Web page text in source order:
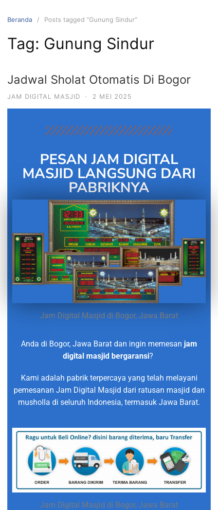
Beranda Posts tagged “Gunung Sindur”
Tag: Gunung Sindur
Jadwal Sholat Otomatis Di Bogor
JAM DIGITAL MASJID · 2 MEI 2025
PESAN JAM DIGITAL
MASJID LANGSUNG DARI
PABRIKNYA
Jam Digital Masjid di Bogor, Jawa Barat
Anda di Bogor, Jawa Barat dan ingin memesan jam
digital masjid bergaransi?
Kami adalah pabrik terpercaya yang telah melayani
pemesanan Jam Digital Masjid dari ratusan masjid dan
musholla di seluruh Indonesia, termasuk Jawa Barat.
Jam Digital Masjid di Bogor, Jawa Barat